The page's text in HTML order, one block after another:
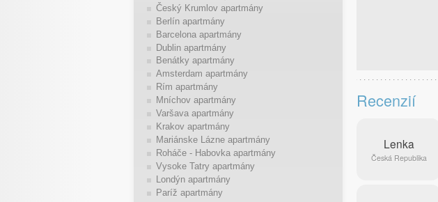
Český Krumlov apartmány
Berlín apartmány
Barcelona apartmány
Dublin apartmány
Benátky apartmány
Amsterdam apartmány
Rím apartmány
Mníchov apartmány
Varšava apartmány
Krakov apartmány
Mariánske Lázne apartmány
Roháče - Habovka apartmány
Vysoke Tatry apartmány
Londýn apartmány
Paríž apartmány
Recenzií
Lenka
Česká Republika